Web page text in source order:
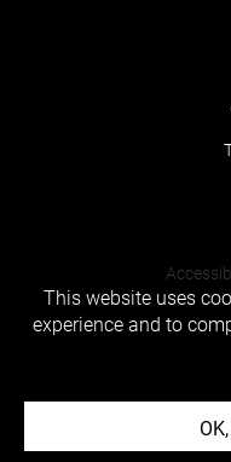
This website uses
experience and to